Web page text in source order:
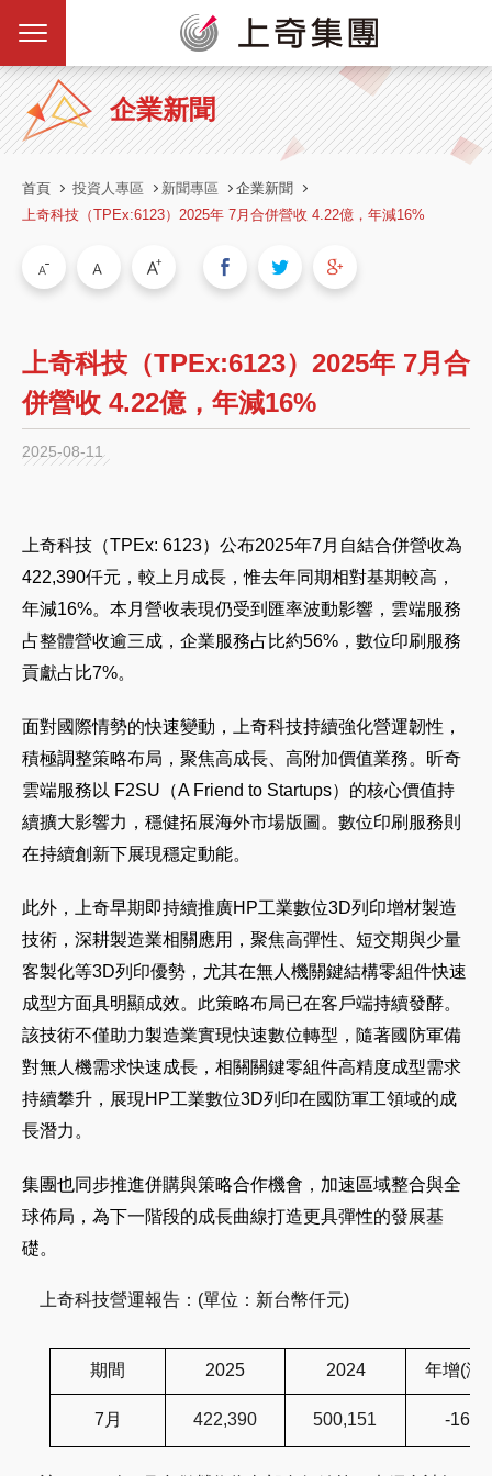
企業新聞
首頁 投資人專區 新聞專區
企業新聞
上奇科技（TPEx:6123）2025年 7月合併營收 4.22億，年減16%
上奇科技（TPEx:6123）2025年 7月合
併營收 4.22億，年減16%
2025-08-11
上奇科技 （TPEx: 6123）公布2025年7月自結合併營收為
422,390仟元，較 上 月成長，惟去年同期相對基期較高，
年減16%。本月營收表現仍受到匯率波動影響，雲端服務
占整體營收逾三成，企業服務占比約56%，數位印刷服務
貢獻占比7%。
面對國際情勢的快速變動， 上奇科技持續強化營運韌性，
積極調整策略布局，聚焦高成長、高附加價值業務。昕奇
雲端服務以 F2SU（A Friend to Startups）的核心價值持
續擴大影響力，穩健拓展海外市場版圖。數位印刷服務則
在持續創新下展現穩定動能。
此外， 上奇早期即持續推廣HP工業數位3D列印增材製造
技術，深耕製造業相關應用，聚焦高彈性、短交期與少量
客製化等3D列印優勢，尤其在無人機關鍵結構零組件快速
成型方面具明顯成效。此策略布局已在客戶端持續發酵。
該技術不僅助力製造業實現快速數位轉型，隨著國防軍備
對無人機需求快速成長，相關關鍵零組件高精度成型需求
持續攀升，展現HP工業數位3D列印在國防軍工領域的成
長潛力。
集團也同步推進併購與策略合作機會，加速區域整合與全
球佈局，為下一階段的成長曲線打造更具彈性的發展基
礎。
上奇科技營運報告：(單位：新台幣仟元)
期間 2025 2024 年增(減)
7月 422,390 500,151 -16%